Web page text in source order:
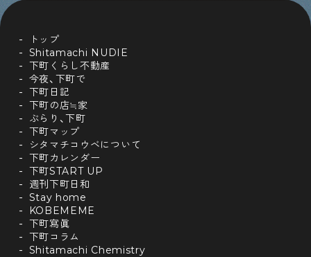
トップ
Shitamachi NUDIE
下町くらし不動産
今夜、下町で
下町日記
下町の店≒家
ぶらり、下町
下町マップ
シタマチコウベについて
下町カレンダー
下町START UP
週刊下町日和
Stay home
KOBEMEME
下町寫眞
下町コラム
Shitamachi Chemistry